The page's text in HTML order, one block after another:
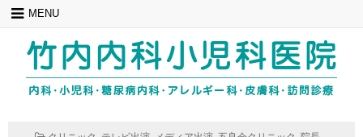
Skip
content
MENU